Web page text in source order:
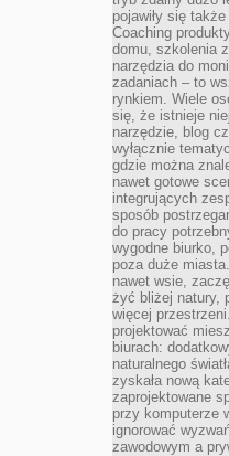
pojawiły się
Coaching
domu, szkolenia
narzędzia do
zadaniach – to
rynkiem. Wiele
się, że istnieje
narzędzie, blog
wyłącznie
gdzie można
nawet gotowe
integrujących
sposób
do pracy
wygodne biurko,
poza duże
nawet wsie,
żyć bliżej natury,
więcej
projektować
biurach:
naturalnego
zyskała nową
zaprojektowane
przy komputerze
ignorować
zawodowym a